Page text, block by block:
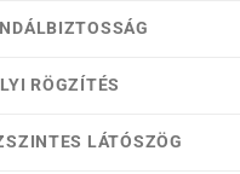
RÖGZÍTÉS
LÁTÓSZÖG